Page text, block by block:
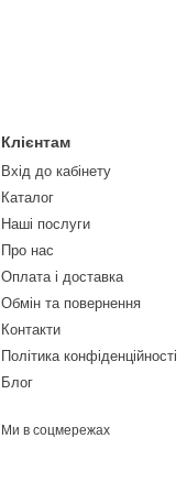
Клієнтам
Вхід до кабінету
Каталог
Наші послуги
Про нас
Оплата і доставка
Обмін та повернення
Контакти
Політика конфіденційності
Блог
Ми в соцмережах